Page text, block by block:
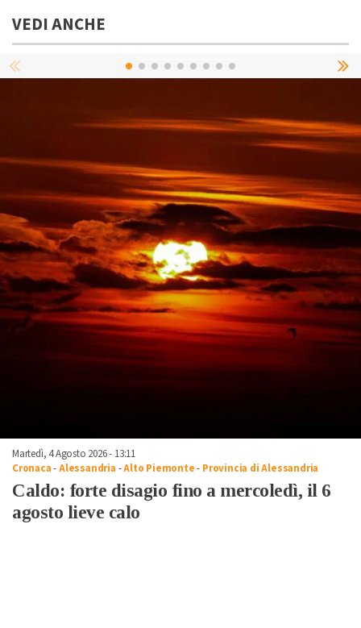
VEDI ANCHE
Martedì, 4 Agosto 2026 - 13:11
Cronaca-Alessandria -Alto Piemonte- Provincia di Alessandria
Caldo: forte disagio fino a mercoledì, il 6
agosto lieve calo